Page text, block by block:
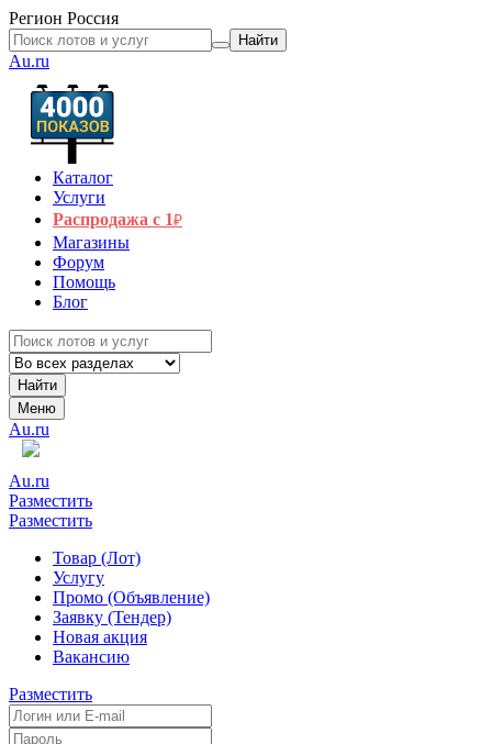
Регион Россия
Найти
Au.ru
Каталог
Услуги
Распродажа с 1₽
Магазины
Форум
Помощь
Блог
Найти
Меню
Au.ru
Au.ru
Разместить
Разместить
Товар (Лот)
Услугу
Промо (Объявление)
Заявку (Тендер)
Новая акция
Вакансию
Разместить